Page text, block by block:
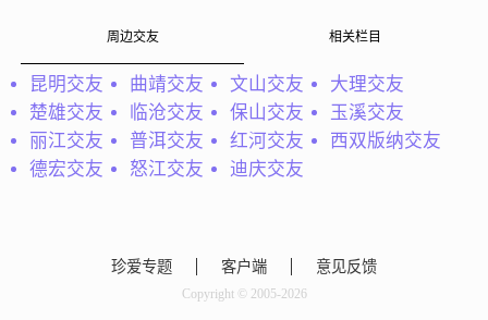
周边交友 相关栏目
昆明交友 曲靖交友 文山交友
大理交友
楚雄交友
临沧交友 保山交友
玉溪交友
丽江交友
普洱交友 红河交友
西双版纳交友
德宏交友
怒江交友 迪庆交友
珍爱专题 客户端 意见反馈
Copyright © 2005-2026